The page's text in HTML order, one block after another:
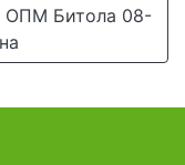
ОПМ Битола 08-